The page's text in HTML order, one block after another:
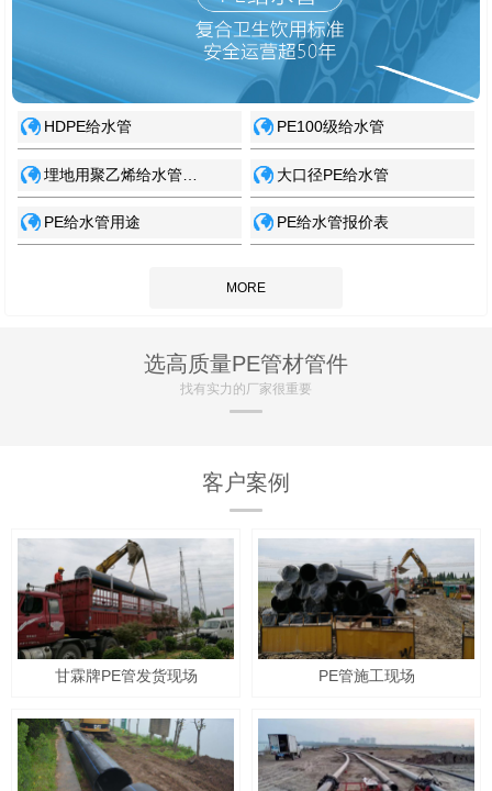
HDPE给水管 PE100级给水管
埋地用聚乙烯给水管… 大口径PE给水管
PE给水管用途 PE给水管报价表
MORE
选高质量PE管材管件
找有实力的厂家很重要
客户案例
甘霖牌PE管发货现场 PE管施工现场